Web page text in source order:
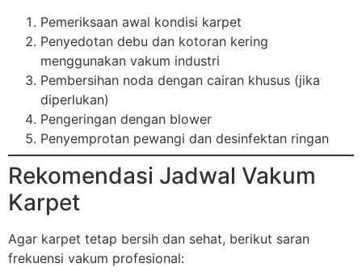
Pemeriksaan awal kondisi karpet
Penyedotan debu dan kotoran kering
menggunakan vakum industri
Pembersihan noda dengan cairan khusus (jika
diperlukan)
Pengeringan dengan blower
Penyemprotan pewangi dan desinfektan ringan
Rekomendasi Jadwal Vakum
Karpet
Agar karpet tetap bersih dan sehat, berikut saran
frekuensi vakum profesional: